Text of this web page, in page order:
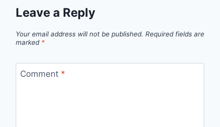
Leave a Reply
Your email address will not be published. Required fields are
marked *
Comment *